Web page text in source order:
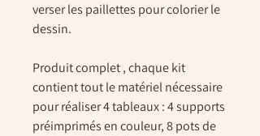
verser les paillettes pour colorier le
dessin.
Produit complet , chaque kit
contient tout le matériel nécessaire
pour réaliser 4 tableaux : 4 supports
préimprimés en couleur, 8 pots de